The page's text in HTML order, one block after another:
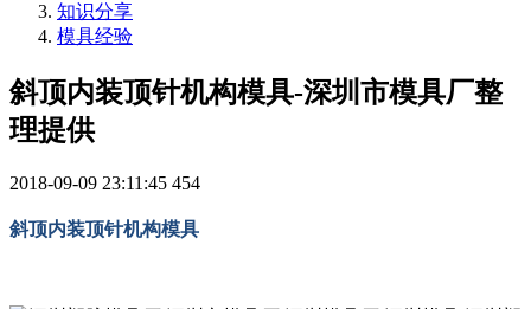
知识分享
模具经验
斜顶内装顶针机构模具-深圳市模具厂整
理提供
2018-09-09 23:11:45 454
斜顶内装顶针机构模具